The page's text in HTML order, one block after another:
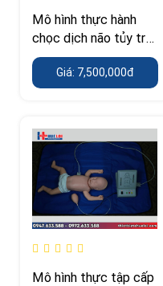
Mô hình thực hành
chọc dịch não tủy trẻ
em
Giá: 7,500,000đ
Mô hình thực tập cấp